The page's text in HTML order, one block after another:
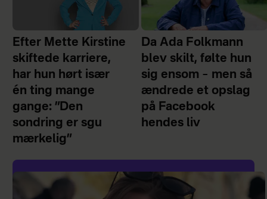
Efter Mette Kirstine
skiftede karriere,
har hun hørt især
én ting mange
gange: ”Den
sondring er sgu
mærkelig”
Da Ada Folkmann
blev skilt, følte hun
sig ensom – men så
ændrede et opslag
på Facebook
hendes liv